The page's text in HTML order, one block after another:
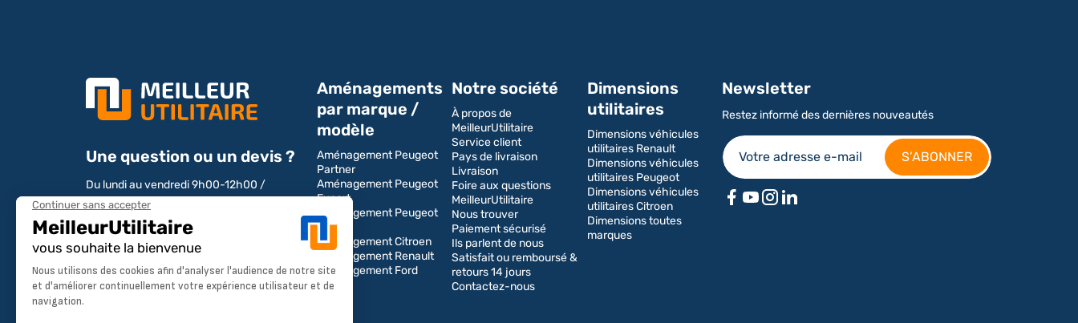
Une question ou un devis ?
Du lundi au vendredi 9h00-12h00 /
13h00-17h00
Tél : 04 28 29 75 94
NOUS CONTACTER
Aménagements
par marque /
modèle
Aménagement Peugeot
Partner
Aménagement Peugeot
Expert
Aménagement Peugeot
Boxer
Aménagement Citroen
Aménagement Renault
Aménagement Ford
Transit
Notre société
À propos de
MeilleurUtilitaire
Service client
Pays de livraison
Livraison
Foire aux questions
MeilleurUtilitaire
Nous trouver
Paiement sécurisé
Ils parlent de nous
Satisfait ou remboursé &
retours 14 jours
Contactez-nous
Dimensions
utilitaires
Dimensions véhicules
utilitaires Renault
Dimensions véhicules
utilitaires Peugeot
Dimensions véhicules
utilitaires Citroen
Dimensions toutes
marques
Newsletter
Restez informé des dernières nouveautés